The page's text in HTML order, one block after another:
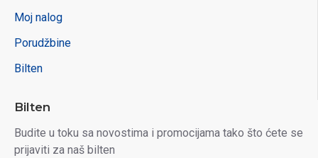
Moj nalog
Porudžbine
Bilten
Bilten
Budite u toku sa novostima i promocijama tako što ćete se
prijaviti za naš bilten